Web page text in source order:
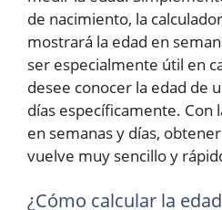
de nacimiento, la
mostrará la edad en
ser especialmente útil en
desee conocer la edad de
días específicamente. Con
en semanas y días,
vuelve muy sencillo y
¿Cómo calcular la